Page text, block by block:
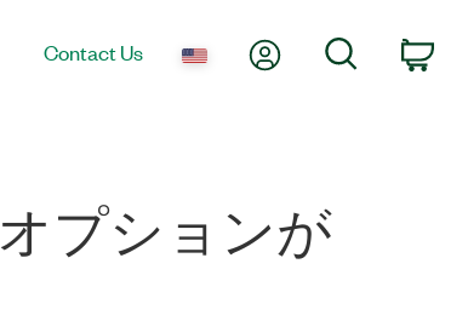
Contact Us My AccountSearch
オプションが